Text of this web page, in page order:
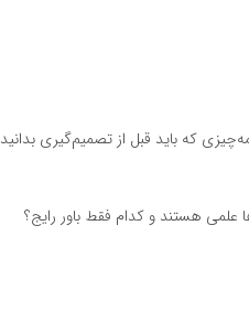
که باید قبل از تصمیم‌گیری بدانید
علمی هستند و کدام فقط باور رایج؟